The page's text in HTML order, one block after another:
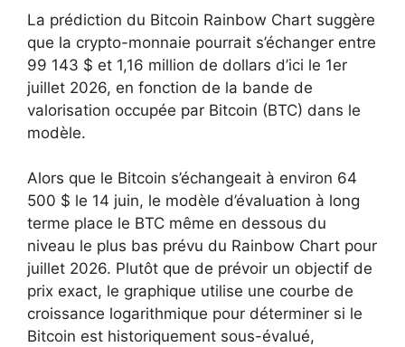
La prédiction du Bitcoin Rainbow Chart suggère
que la crypto-monnaie pourrait s’échanger entre
99 143 $ et 1,16 million de dollars d’ici le 1er
juillet 2026, en fonction de la bande de
valorisation occupée par Bitcoin (BTC) dans le
modèle.
Alors que le Bitcoin s’échangeait à environ 64
500 $ le 14 juin, le modèle d’évaluation à long
terme place le BTC même en dessous du
niveau le plus bas prévu du Rainbow Chart pour
juillet 2026. Plutôt que de prévoir un objectif de
prix exact, le graphique utilise une courbe de
croissance logarithmique pour déterminer si le
Bitcoin est historiquement sous-évalué,